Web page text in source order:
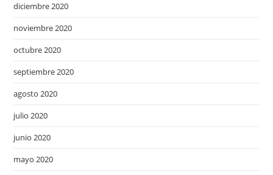
diciembre 2020
noviembre 2020
octubre 2020
septiembre 2020
agosto 2020
julio 2020
junio 2020
mayo 2020